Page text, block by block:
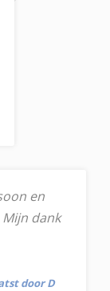
en
dank
door D